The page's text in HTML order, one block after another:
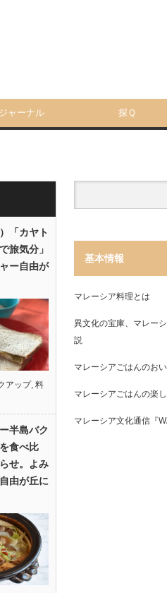
ジャーナル 探Ｑ
「カヤト
旅気分」
ー自由が
アップ, 料
半島バク
食べ比
せ。よみ
由が丘に
基本情報
マレーシア料理とは
異文化の宝庫、マレー
説
マレーシアごはんのお
マレーシアごはんの楽
マレーシア文化通信『